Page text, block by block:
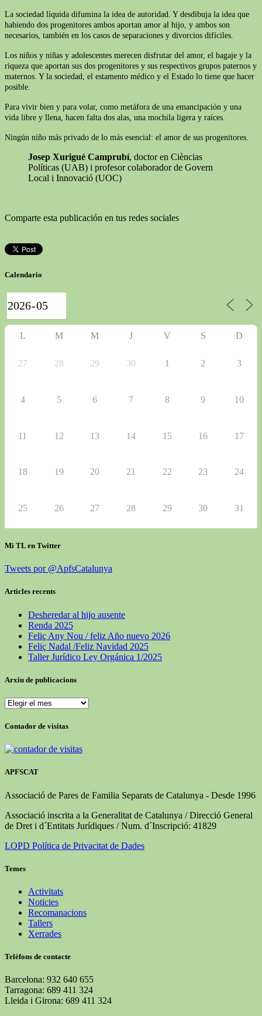
La sociedad líquida difumina la idea de autoridad. Y desdibuja la idea que
habiendo dos progenitores ambos aportan amor al hijo, y ambos son
necesarios, también en los casos de separaciones y divorcios difíciles.
Los niños y niñas y adolescentes merecen disfrutar del amor, el bagaje y la
riqueza que aportan sus dos progenitores y sus respectivos grupos paternos y
maternos. Y la sociedad, el estamento médico y el Estado lo tiene que hacer
posible.
Para vivir bien y para volar, como metáfora de una emancipación y una
vida libre y llena, hacen falta dos alas, una mochila ligera y raíces.
Ningún niño más privado de lo más esencial: el amor de sus progenitores.
Josep Xurigué Camprubí, doctor en Cièncias
Políticas (UAB) i profesor colaborador de Govern
Local i Innovació (UOC)
Comparte esta publicación en tus redes sociales
Calendario
L M M J V S D
27 28 29 30 1 2 3
4 5 6 7 8 9 10
11 12 13 14 15 16 17
18 19 20 21 22 23 24
25 26 27 28 29 30 31
Mi TL en Twitter
Tweets por @ApfsCatalunya
Articles recents
Desheredar al hijo ausente
Renda 2025
Feliç Any Nou / feliz Año nuevo 2026
Feliç Nadal /Feliz Navidad 2025
Taller Jurídico Ley Orgánica 1/2025
Arxiu de publicacions
Contador de visitas
APFSCAT
Associació de Pares de Familia Separats de Catalunya - Desde 1996
Associació inscrita a la Generalitat de Catalunya / Direcció General
de Dret i d´Entitats Jurídiques / Num. d´Inscripció: 41829
LOPD Política de Privacitat de Dades
Temes
Activitats
Noticies
Recomanacions
Tallers
Xerrades
Telèfons de contacte
Barcelona: 932 640 655
Tarragona: 689 411 324
Lleida i Girona: 689 411 324